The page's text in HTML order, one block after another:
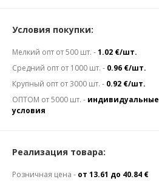
Условия покупки:
Мелкий опт от 500 шт. -1.02 €/шт.
Средний опт от 1000 шт. - 0.96 €/шт.
Крупный опт от 3000 шт. - 0.92 €/шт.
ОПТОМ от 5000 шт. - индивидуальные
условия
Реализация товара:
Розничная цена - от 13.61 до 40.84 €